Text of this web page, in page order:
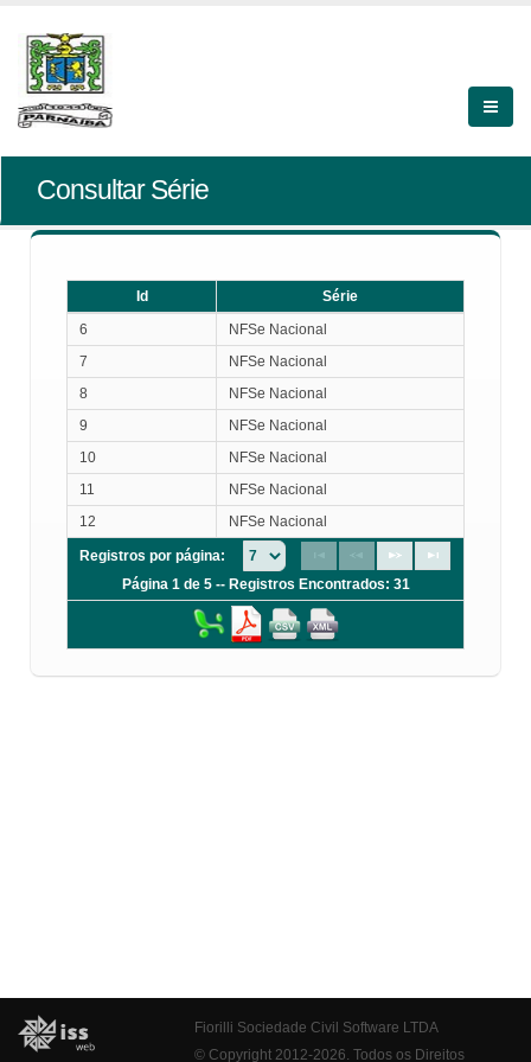
Consultar Série
Id
Série
Série
6
NFSe Nacional
7
NFSe Nacional
8
NFSe Nacional
9
NFSe Nacional
10
NFSe Nacional
11
NFSe Nacional
12
NFSe Nacional
Registros por página:
Página 1 de 5 -- Registros Encontrados: 31
Fiorilli Sociedade Civil Software LTDA
© Copyright 2012-2026. Todos os Direitos